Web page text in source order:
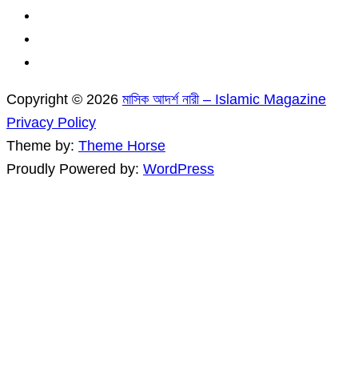
Copyright © 2026 মাসিক আদর্শ নারী – Islamic Magazine
Privacy Policy
Theme by: Theme Horse
Proudly Powered by: WordPress